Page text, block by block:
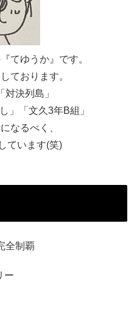
てゆうか』です。
ております。
対決列島」
」「文久3年B組」
なるべく、
ています(笑)
全制覇
ー